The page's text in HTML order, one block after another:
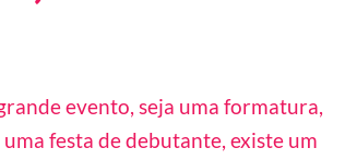
evento, seja uma formatura,
festa de debutante, existe um